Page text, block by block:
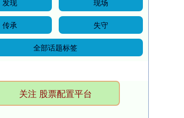
发现 现场
传承 失守
全部话题标签
关注 股票配置平台